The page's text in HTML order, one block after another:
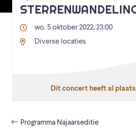
wo. 5 oktober 2022, 23:00
Diverse locaties
Dit concert heeft al
Programma Najaarseditie